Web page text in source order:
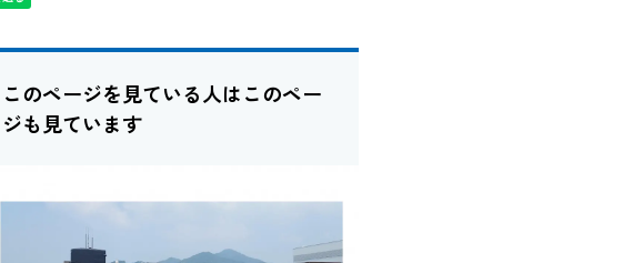
このページを見ている人はこのペー
ジも見ています